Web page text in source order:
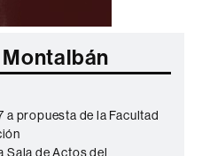
propuesta de la Facultad
Sala de Actos del